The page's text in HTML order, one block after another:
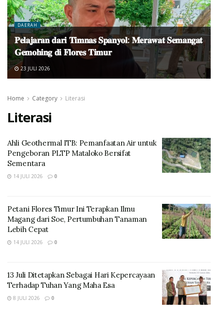
DAERAH
𝐏𝐞𝐥𝐚𝐣𝐚𝐫𝐚𝐧 𝐝𝐚𝐫𝐢 𝐓𝐢𝐦𝐧𝐚𝐬 𝐒𝐩𝐚𝐧𝐲𝐨𝐥: 𝐌𝐞𝐫𝐚𝐰𝐚𝐭 𝐒𝐞𝐦𝐚𝐧𝐠𝐚𝐭
𝐆𝐞𝐦𝐨𝐡𝐢𝐧𝐠 𝐝𝐢 𝐅𝐥𝐨𝐫𝐞𝐬 𝐓𝐢𝐦𝐮𝐫
23 JULI 2026
Home Category Literasi
Literasi
Ahli Geothermal ITB: Pemanfaatan Air untuk
Pengeboran PLTP Mataloko Bersifat
Sementara
14 JULI 2026 0
Petani Flores Timur Ini Terapkan Ilmu
Magang dari Soe, Pertumbuhan Tanaman
Lebih Cepat
14 JULI 2026 0
13 Juli Ditetapkan Sebagai Hari Kepercayaan
Terhadap Tuhan Yang Maha Esa
8 JULI 2026 0